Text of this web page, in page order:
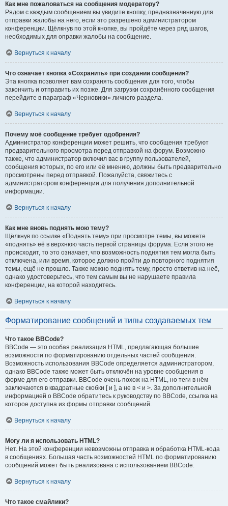
Как мне пожаловаться на сообщения модератору?
Рядом с каждым сообщением вы увидите кнопку, предназначенную для
отправки жалобы на него, если это разрешено администратором
конференции. Щёлкнув по этой кнопке, вы пройдёте через ряд шагов,
необходимых для оправки жалобы на сообщение.
Вернуться к началу
Что означает кнопка «Сохранить» при создании сообщения?
Эта кнопка позволяет вам сохранять сообщения для того, чтобы
закончить и отправить их позже. Для загрузки сохранённого сообщения
перейдите в параграф «Черновики» личного раздела.
Вернуться к началу
Почему моё сообщение требует одобрения?
Администратор конференции может решить, что сообщения требуют
предварительного просмотра перед отправкой на форум. Возможно
также, что администратор включил вас в группу пользователей,
сообщения которых, по его или её мнению, должны быть предварительно
просмотрены перед отправкой. Пожалуйста, свяжитесь с
администратором конференции для получения дополнительной
информации.
Вернуться к началу
Как мне вновь поднять мою тему?
Щёлкнув по ссылке «Поднять тему» при просмотре темы, вы можете
«поднять» её в верхнюю часть первой страницы форума. Если этого не
происходит, то это означает, что возможность поднятия тем могла быть
отключена, или время, которое должно пройти до повторного поднятия
темы, ещё не прошло. Также можно поднять тему, просто ответив на неё,
однако удостоверьтесь, что тем самым вы не нарушаете правила
конференции, на которой находитесь.
Вернуться к началу
Форматирование сообщений и типы создаваемых тем
Что такое BBCode?
BBCode — это особая реализация HTML, предлагающая большие
возможности по форматированию отдельных частей сообщения.
Возможность использования BBCode определяется администратором,
однако BBCode также может быть отключён на уровне сообщения в
форме для его отправки. BBCode очень похож на HTML, но теги в нём
заключаются в квадратные скобки [ и ], а не в < и >. За дополнительной
информацией о BBCode обратитесь к руководству по BBCode, ссылка на
которое доступна из формы отправки сообщений.
Вернуться к началу
Могу ли я использовать HTML?
Нет. На этой конференции невозможны отправка и обработка HTML-кода
в сообщениях. Большая часть возможностей HTML по форматированию
сообщений может быть реализована с использованием BBCode.
Вернуться к началу
Что такое смайлики?